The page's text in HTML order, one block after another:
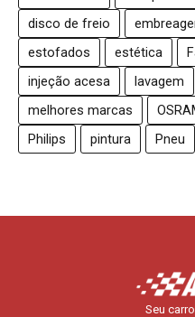
disco de freio
estofados
estética
injeção acesa
lavagem
melhores marcas
Philips
pintura Pneu
Seu